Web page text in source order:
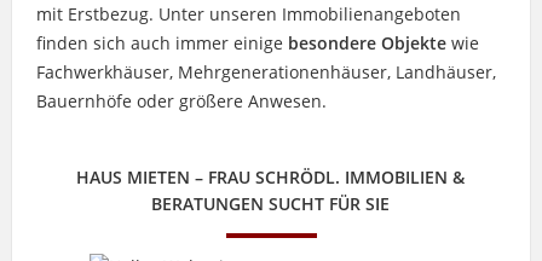
mit Erstbezug. Unter unseren Immobilienangeboten
finden sich auch immer einige besondere Objektewie
Fachwerkhäuser, Mehrgenerationenhäuser, Landhäuser,
Bauernhöfe oder größere Anwesen.
HAUS MIETEN – FRAU SCHRÖDL. IMMOBILIEN &
BERATUNGEN SUCHT FÜR SIE